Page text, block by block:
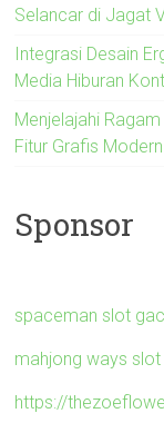
Selancar di Jagat
Integrasi Desain
Media Hiburan
Menjelajahi
Fitur Grafis Modern
Sponsor
spaceman slot
mahjong ways
https://